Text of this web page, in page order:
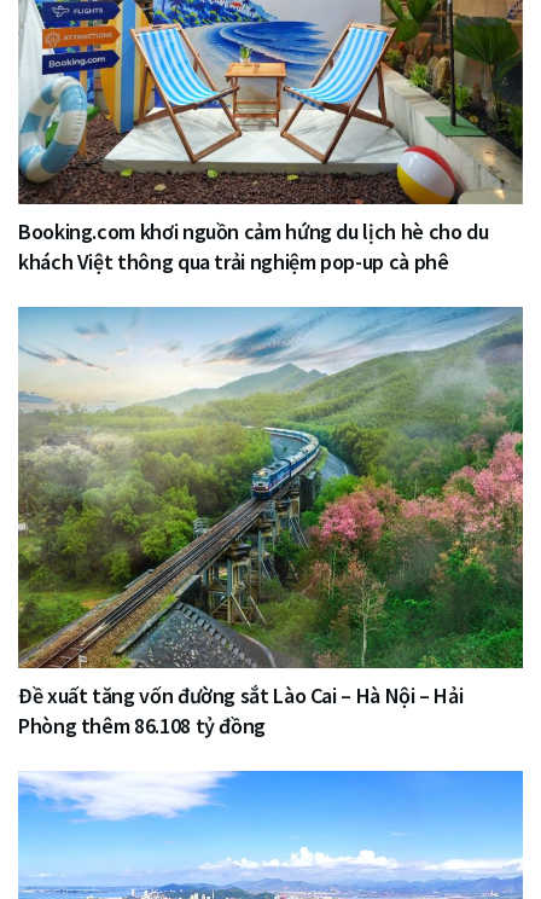
Booking.com khơi nguồn cảm hứng du lịch hè cho du
khách Việt thông qua trải nghiệm pop-up cà phê
Đề xuất tăng vốn đường sắt Lào Cai – Hà Nội – Hải
Phòng thêm 86.108 tỷ đồng